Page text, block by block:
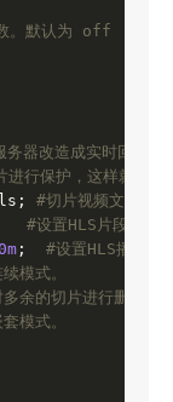
。默认为 off
务器改造成实时回放服
进行保护，这样就不会
#切片视频文件存
#设置HLS片段长度
; #设置HLS播放列
模式。
余的切片进行删除。
模式。